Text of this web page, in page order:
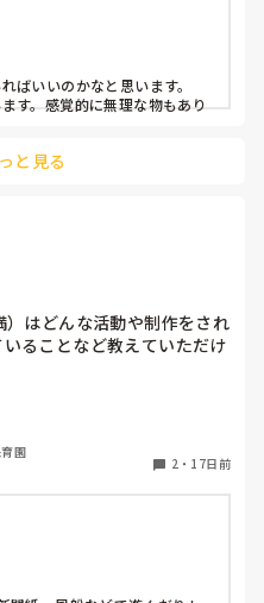
ばいいのかなと思います。
す。感覚的に無理な物もあり
テップでやっています。
と見る
はどんな活動や制作をされ
ることなど教えていただけ
れますか？
園
2 ・ 17日前